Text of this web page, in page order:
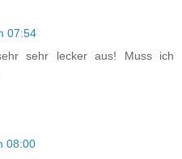
07:54
sehr lecker aus! Muss ich
08:00